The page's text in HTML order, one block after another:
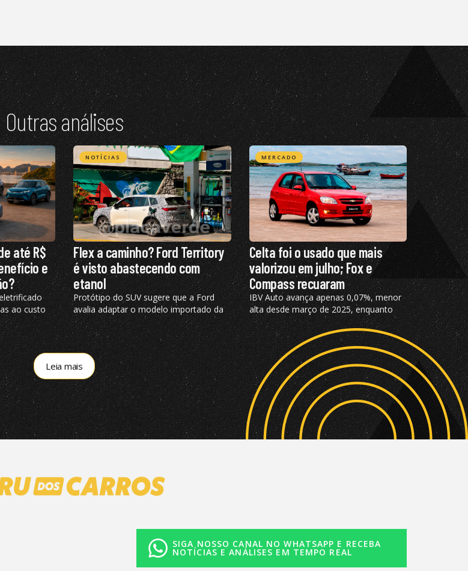
Outras análises
até R$
e
ao custo
nossa
NOTÍCIAS
Flex a caminho? Ford Territory
é visto abastecendo com
etanol
Protótipo do SUV sugere que a Ford
avalia adaptar o modelo importado da
China às particularidades do mercado
brasileiro
MERCADO
Celta foi o usado que mais
valorizou em julho; Fox e
Compass recuaram
IBV Auto avança apenas 0,07%, menor
alta desde março de 2025, enquanto
elétricos com ano-modelo 2023
desvalorizam 46,15%
Leia mais
SIGA NOSSO CANAL NO WHATSAPP E RECEBA
NOTÍCIAS E ANÁLISES EM TEMPO REAL